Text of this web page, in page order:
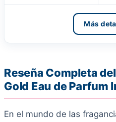
Más
Reseña Completa
Gold Eau de Parfum
En el mundo de las